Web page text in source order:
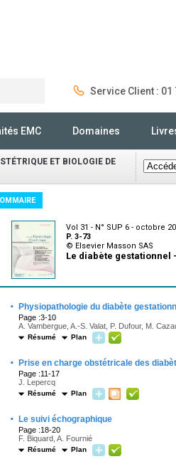
Service Client : 01
EMC Domaines
ET BIOLOGIE DE
Vol 31 - N° SUP 6 - octobre
P. 3-73
© Elsevier Masson SAS
Le diabète
· Physiopathologie du diabète
Page :3-10
A. Vambergue, A.-S. Valat, P. Dufour, M.
Résumé Plan
· Prise en charge obstétricale des
Page :11-17
J. Lepercq
Résumé Plan
· Le suivi échographique
Page :18-20
F. Biquard, A. Fournié
Résumé Plan